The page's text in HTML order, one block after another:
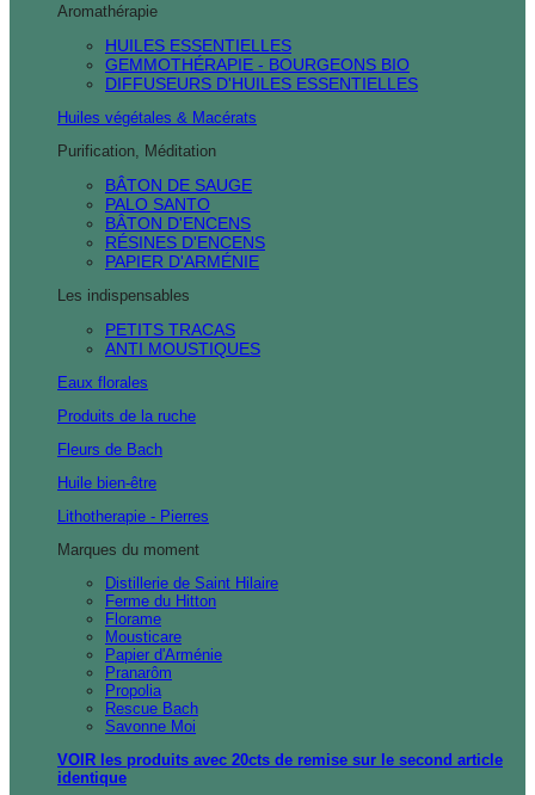
Aromathérapie
HUILES ESSENTIELLES
GEMMOTHÉRAPIE - BOURGEONS BIO
DIFFUSEURS D'HUILES ESSENTIELLES
Huiles végétales & Macérats
Purification, Méditation
BÂTON DE SAUGE
PALO SANTO
BÂTON D'ENCENS
RÉSINES D'ENCENS
PAPIER D'ARMÉNIE
Les indispensables
PETITS TRACAS
ANTI MOUSTIQUES
Eaux florales
Produits de la ruche
Fleurs de Bach
Huile bien-être
Lithotherapie - Pierres
Marques du moment
Distillerie de Saint Hilaire
Ferme du Hitton
Florame
Mousticare
Papier d'Arménie
Pranarôm
Propolia
Rescue Bach
Savonne Moi
VOIR les produits avec 20cts de remise sur le second article
identique